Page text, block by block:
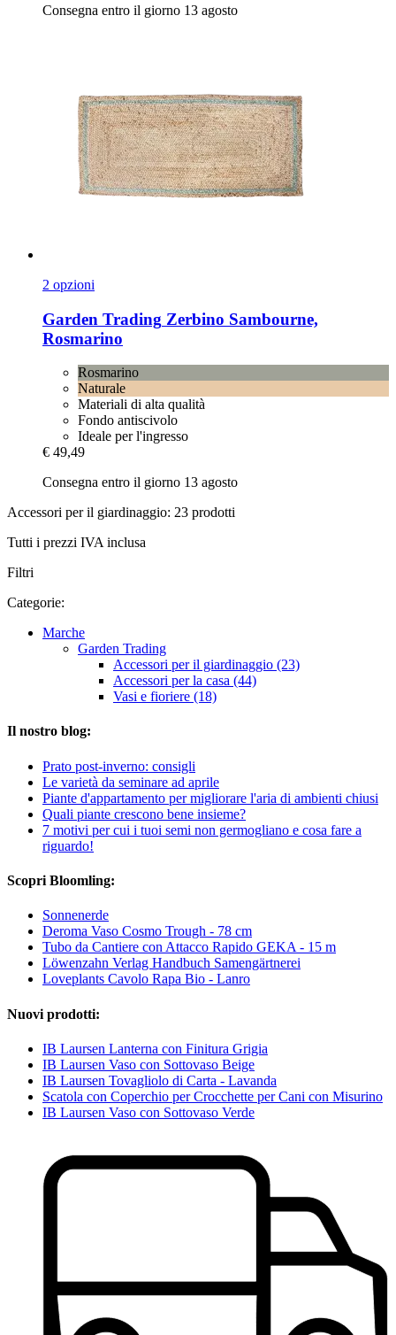
Consegna entro il giorno 13 agosto
2 opzioni
Garden Trading Zerbino Sambourne,
Rosmarino
Rosmarino
Naturale
Materiali di alta qualità
Fondo antiscivolo
Ideale per l'ingresso
€ 49,49
Consegna entro il giorno 13 agosto
Accessori per il giardinaggio: 23 prodotti
Tutti i prezzi IVA inclusa
Filtri
Categorie:
Marche
Garden Trading
Accessori per il giardinaggio (23)
Accessori per la casa (44)
Vasi e fioriere (18)
Il nostro blog:
Prato post-inverno: consigli
Le varietà da seminare ad aprile
Piante d'appartamento per migliorare l'aria di ambienti chiusi
Quali piante crescono bene insieme?
7 motivi per cui i tuoi semi non germogliano e cosa fare a
riguardo!
Scopri Bloomling:
Sonnenerde
Deroma Vaso Cosmo Trough - 78 cm
Tubo da Cantiere con Attacco Rapido GEKA - 15 m
Löwenzahn Verlag Handbuch Samengärtnerei
Loveplants Cavolo Rapa Bio - Lanro
Nuovi prodotti:
IB Laursen Lanterna con Finitura Grigia
IB Laursen Vaso con Sottovaso Beige
IB Laursen Tovagliolo di Carta - Lavanda
Scatola con Coperchio per Crocchette per Cani con Misurino
IB Laursen Vaso con Sottovaso Verde